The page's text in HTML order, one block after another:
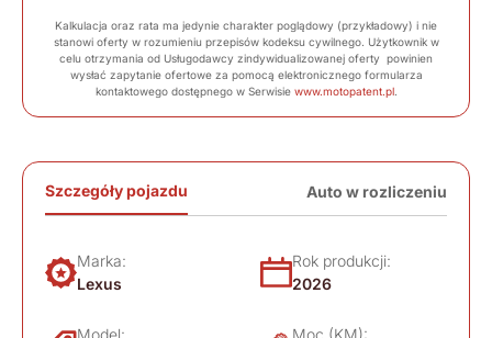
Kalkulacja oraz rata ma jedynie charakter poglądowy (przykładowy) i nie
stanowi oferty w rozumieniu przepisów kodeksu cywilnego. Użytkownik w
celu otrzymania od Usługodawcy zindywidualizowanej oferty powinien
wysłać zapytanie ofertowe za pomocą elektronicznego formularza
kontaktowego dostępnego w Serwisie www.motopatent.pl.
Szczegóły pojazdu Auto w rozliczeniu
Marka:
Lexus
Rok produkcji:
2026
Model:
Moc (KM):